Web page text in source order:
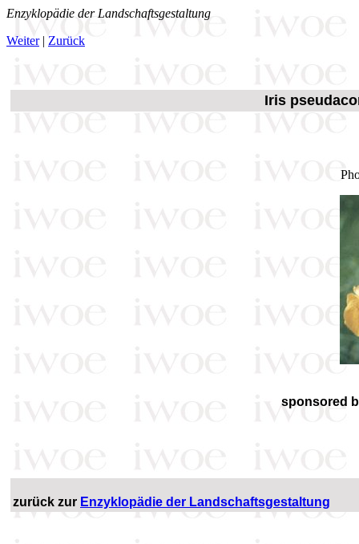
Enzyklopädie der Landschaftsgestaltung
Weiter| Zurück
Iris
sponsored
zurück zur Enzyklopädie der Landschaftsgestaltung